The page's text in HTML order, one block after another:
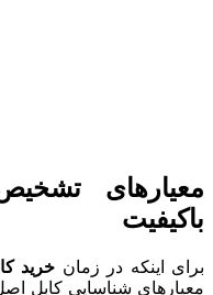
معیارهای
باکیفیت
برای اینکه در زمان خرید
معیارهای شناسایی کابل